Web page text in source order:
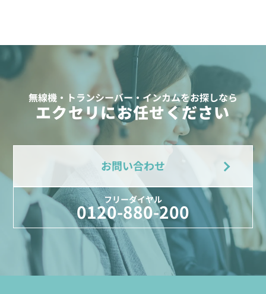
無線機・トランシーバー・インカムをお探しなら
エクセリにお任せください
お問い合わせ
フリーダイヤル
0120-880-200